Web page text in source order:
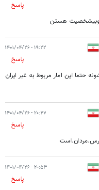
پاسخ
وبیشخصیت هستن
۱۹:۲۲ - ۱۴۰۱/۰۴/۲۶
پاسخ
اول زندگیشونه حتما این امار مربوط به غیر ایران
۲۰:۴۷ - ۱۴۰۱/۰۴/۲۶
پاسخ
۲۰:۵۳ - ۱۴۰۱/۰۴/۲۶
پاسخ